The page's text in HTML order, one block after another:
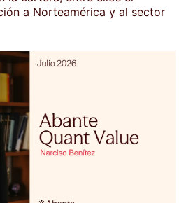
a Norteamérica y al sector